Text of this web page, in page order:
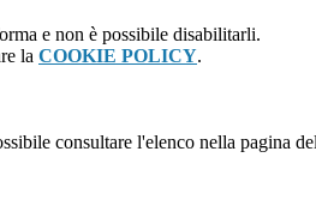
e non è possibile disabilitarli.
la COOKIE POLICY.
consultare l'elenco nella pagina